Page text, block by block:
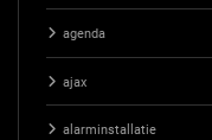
agenda
ajax
alarminstallatie